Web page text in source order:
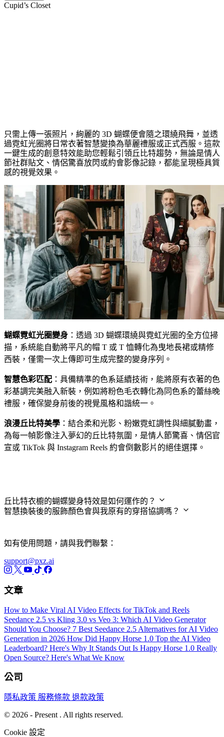
Cupid’s Closet
只需上傳一張照片，絢麗的 3D 蝴蝶便會隨之環繞飛舞，並透
過霓虹光圈將日常衣著智慧變換為華麗禮服或正式西服。這款
一鍵生成的創意特效能助您輕鬆引領丘比特趨勢，無論是情人
節社群貼文、情侶驚喜放閃或約會影像記錄，都能呈現極具質
感的視覺效果。
蝴蝶霓虹光圈變身 ：透過 3D 蝴蝶環繞與霓虹光圈的全方位掃
描，系統能自動將平凡的帽 T 或 T 恤轉化為曳地長裙或精修
西裝，僅需一次上傳即可生成完整的變身序列。
智慧色彩匹配 ：具備精準的色系延續技術，能將原有衣著的色
彩基調完美融入新裝，例如將粉色毛衣轉化為同色系的蕾絲晚
禮服，確保變身前後的視覺風格和諧統一。
浪漫丘比特美學 ：結合柔和光影、粉嫩霓虹調性與細膩動畫，
為每一幀影像注入夢幻的丘比特氛圍，是情人節驚喜、情侶官
宣或 TikTok 與 Instagram Reels 約會倒數影片的絕佳選擇。
丘比特衣櫥的蝴蝶變身特效是如何運作的？
智慧換裝後的服飾顏色會與我原有的穿搭協調嗎？
如有使用問題，請與我們聯繫：
support@pxz.ai
文章
How to Make Viral AI Video Effects for TikTok and Reels
Seedance 2.5 vs Kling 3.0 vs Veo 3: Which AI Video Generator
Should You Choose? 7 Best Seedance 2.5 Alternatives for AI Video
Generation in 2026 How Did Happy Horse 1.0 Top the AI Video
Leaderboard? Here's Why It Stands Out Is Happy Horse 1.0 Really
Open Source? Here's What We Know
公司
隱私政策 服務條款 退款政策
© 2026 - Present . All rights reserved.
Cookie 設定